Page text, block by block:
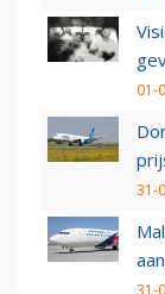
01-
31-
31-